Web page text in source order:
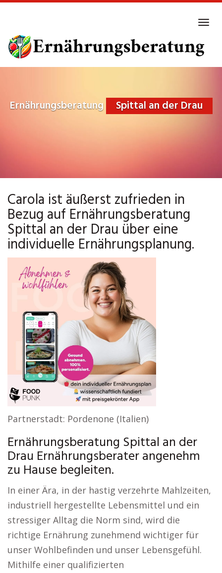
main
content
Ernährungsberatung Spittal an der Drau
Carola ist äußerst zufrieden in
Bezug auf Ernährungsberatung
Spittal an der Drau über eine
individuelle Ernährungsplanung.
Partnerstadt: Pordenone (Italien)
Ernährungsberatung Spittal an der
Drau Ernährungsberater angenehm
zu Hause begleiten.
In einer Ära, in der hastig verzehrte Mahlzeiten,
industriell hergestellte Lebensmittel und ein
stressiger Alltag die Norm sind, wird die
richtige Ernährung zunehmend wichtiger für
unser Wohlbefinden und unser Lebensgefühl.
Mithilfe einer qualifizierten